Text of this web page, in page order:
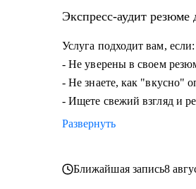
дальше расти.
Экспресс-аудит
Услуга подходит вам, если:
- Не уверены в своем
- Не знаете, как "вкусно"
- Ищете свежий взгляд и
Развернуть
Ближайшая запись8